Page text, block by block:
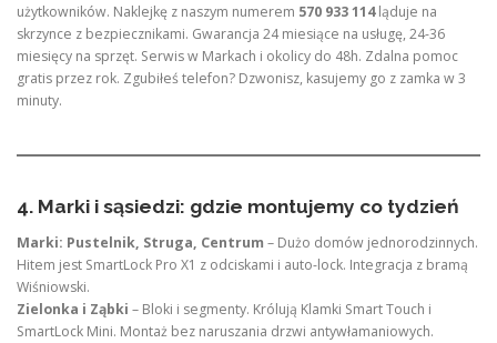
użytkowników. Naklejkę z naszym numerem 570 933 114ląduje na
skrzynce z bezpiecznikami. Gwarancja 24 miesiące na usługę, 24-36
miesięcy na sprzęt. Serwis w Markach i okolicy do 48h. Zdalna pomoc
gratis przez rok. Zgubiłeś telefon? Dzwonisz, kasujemy go z zamka w 3
minuty.
4. Marki i sąsiedzi: gdzie montujemy co tydzień
Marki: Pustelnik, Struga, Centrum – Dużo domów jednorodzinnych.
Hitem jest SmartLock Pro X1 z odciskami i auto-lock. Integracja z bramą
Wiśniowski.
Zielonka i Ząbki – Bloki i segmenty. Królują Klamki Smart Touch i
SmartLock Mini. Montaż bez naruszania drzwi antywłamaniowych.